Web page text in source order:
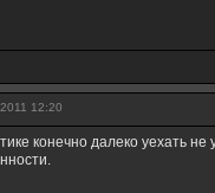
12:20
конечно далеко уехать